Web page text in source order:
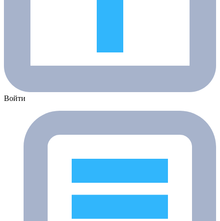
Войти